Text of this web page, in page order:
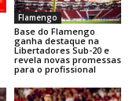
Flamengo
Base do Flamengo
ganha destaque na
Libertadores Sub-20 e
revela novas promessas
para o profissional